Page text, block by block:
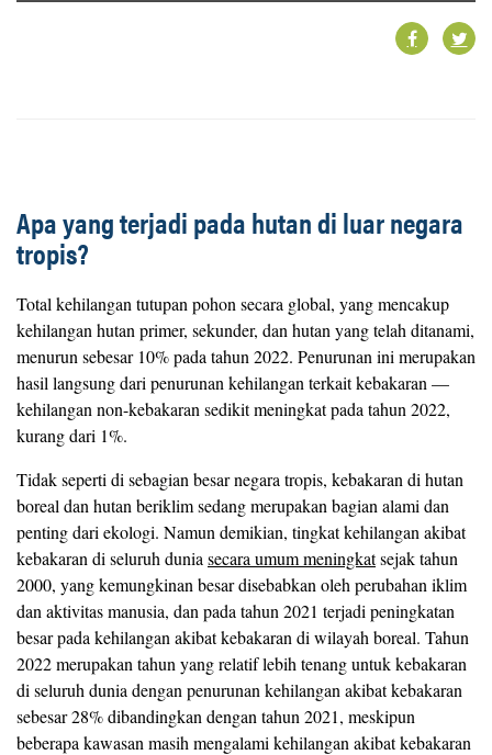
Apa yang terjadi pada hutan di luar negara
tropis?
Total kehilangan tutupan pohon secara global, yang mencakup
kehilangan hutan primer, sekunder, dan hutan yang telah ditanami,
menurun sebesar 10% pada tahun 2022. Penurunan ini merupakan
hasil langsung dari penurunan kehilangan terkait kebakaran —
kehilangan non-kebakaran sedikit meningkat pada tahun 2022,
kurang dari 1%.
Tidak seperti di sebagian besar negara tropis, kebakaran di hutan
boreal dan hutan beriklim sedang merupakan bagian alami dan
penting dari ekologi. Namun demikian, tingkat kehilangan akibat
kebakaran di seluruh dunia secara umum meningkatsejak tahun
2000, yang kemungkinan besar disebabkan oleh perubahan iklim
dan aktivitas manusia, dan pada tahun 2021 terjadi peningkatan
besar pada kehilangan akibat kebakaran di wilayah boreal. Tahun
2022 merupakan tahun yang relatif lebih tenang untuk kebakaran
di seluruh dunia dengan penurunan kehilangan akibat kebakaran
sebesar 28% dibandingkan dengan tahun 2021, meskipun
beberapa kawasan masih mengalami kehilangan akibat kebakaran